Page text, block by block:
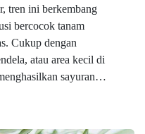
tren ini berkembang
bercocok tanam
Cukup dengan
atau area kecil di
sayuran…